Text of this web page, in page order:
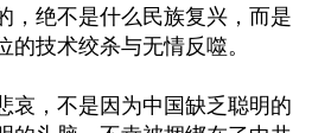
，绝不是什么民族复兴，而是
的技术绞杀与无情反噬。
哀，不是因为中国缺乏聪明的